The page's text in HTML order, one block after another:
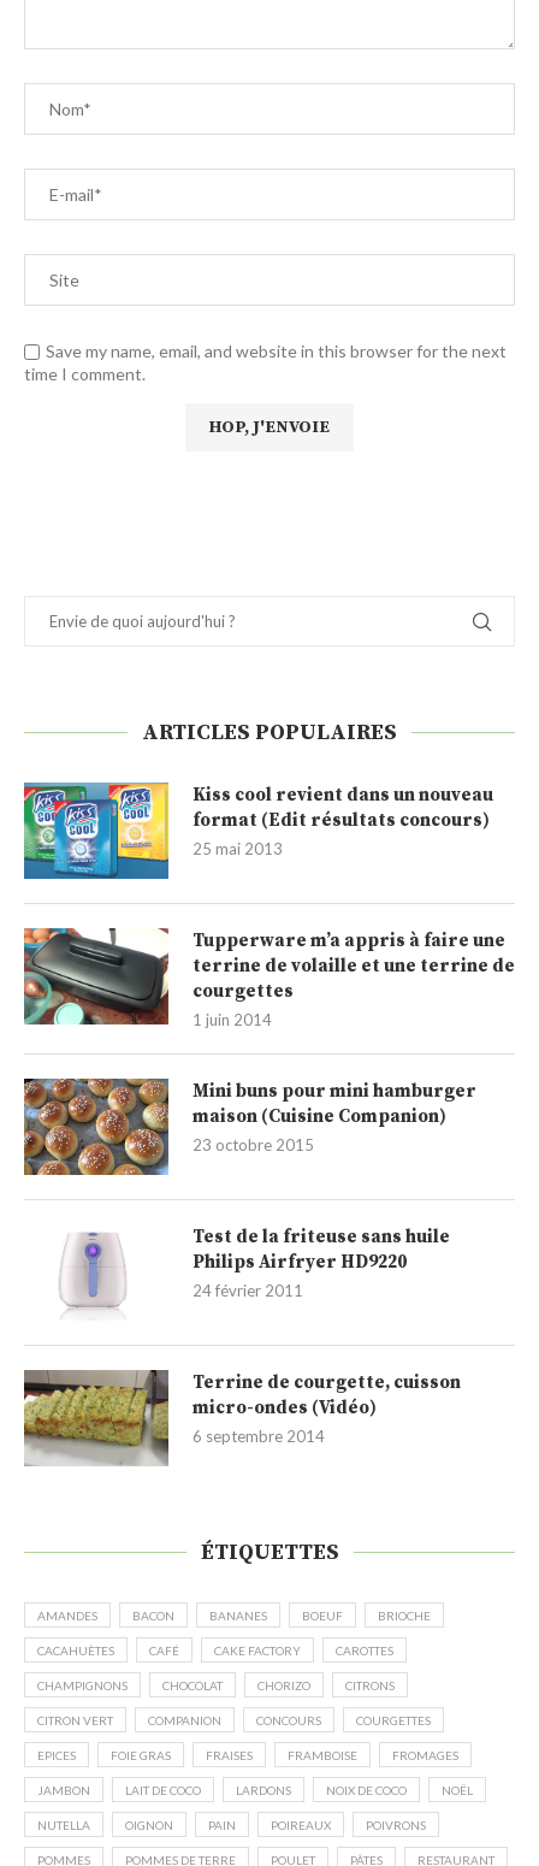
Save my name, email, and website in this browser for the next
time I comment.
ARTICLES POPULAIRES
Kiss cool revient dans un nouveau
format (Edit résultats concours)
25 mai 2013
Tupperware m’a appris à faire une
terrine de volaille et une terrine de
courgettes
1 juin 2014
Mini buns pour mini hamburger
maison (Cuisine Companion)
23 octobre 2015
Test de la friteuse sans huile
Philips Airfryer HD9220
24 février 2011
Terrine de courgette, cuisson
micro-ondes (Vidéo)
6 septembre 2014
ÉTIQUETTES
AMANDES BACON BANANES BOEUF BRIOCHE
CACAHUÈTES CAFÉ CAKE FACTORY CAROTTES
CHAMPIGNONS CHOCOLAT CHORIZO CITRONS
CITRON VERT COMPANION CONCOURS COURGETTES
EPICES FOIE GRAS FRAISES FRAMBOISE FROMAGES
JAMBON LAIT DE COCO LARDONS NOIX DE COCO NOËL
NUTELLA OIGNON PAIN POIREAUX POIVRONS
POMMES POMMES DE TERRE POULET PÂTES RESTAURANT